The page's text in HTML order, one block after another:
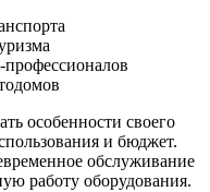
особенности своего
и бюджет.
обслуживание
работу оборудования.